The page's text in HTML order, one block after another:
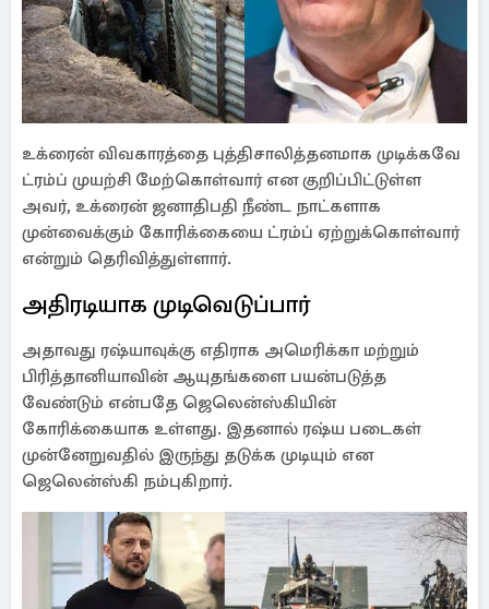
உக்ரைன் விவகாரத்தை புத்திசாலித்தனமாக முடிக்கவே
ட்ரம்ப் முயற்சி மேற்கொள்வார் என குறிப்பிட்டுள்ள
அவர், உக்ரைன் ஜனாதிபதி நீண்ட நாட்களாக
முன்வைக்கும் கோரிக்கையை ட்ரம்ப் ஏற்றுக்கொள்வார்
என்றும் தெரிவித்துள்ளார்.
அதிரடியாக முடிவெடுப்பார்
அதாவது ரஷ்யாவுக்கு எதிராக அமெரிக்கா மற்றும்
பிரித்தானியாவின் ஆயுதங்களை பயன்படுத்த
வேண்டும் என்பதே ஜெலென்ஸ்கியின்
கோரிக்கையாக உள்ளது. இதனால் ரஷ்ய படைகள்
முன்னேறுவதில் இருந்து தடுக்க முடியும் என
ஜெலென்ஸ்கி நம்புகிறார்.